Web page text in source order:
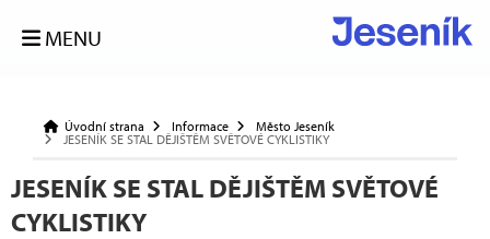
MENU
Úvodní strana Informace
Město Jeseník
JESENÍK SE STAL DĚJIŠTĚM SVĚTOVÉ CYKLISTIKY
JESENÍK SE STAL DĚJIŠTĚM SVĚTOVÉ
CYKLISTIKY